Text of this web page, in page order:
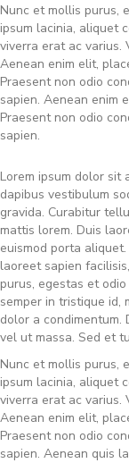
Nunc et mollis purus,
ipsum lacinia, aliquet
viverra erat ac varius.
Aenean enim elit,
Praesent non odio
sapien. Aenean enim
Praesent non odio
sapien.
Lorem ipsum dolor sit
dapibus vestibulum
gravida. Curabitur
mattis lorem. Duis
euismod porta
laoreet sapien
purus, egestas et
semper in tristique id,
dolor a
vel ut massa. Sed et
Nunc et mollis purus,
ipsum lacinia, aliquet
viverra erat ac varius.
Aenean enim elit,
Praesent non odio
sapien. Aenean quis